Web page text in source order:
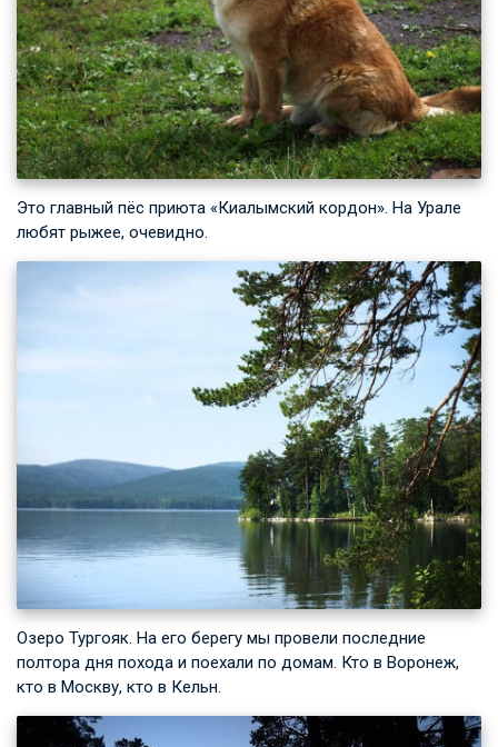
Это главный пёс приюта «Киалымский кордон». На Урале
любят рыжее, очевидно.
Озеро Тургояк. На его берегу мы провели последние
полтора дня похода и поехали по домам. Кто в Воронеж,
кто в Москву, кто в Кельн.